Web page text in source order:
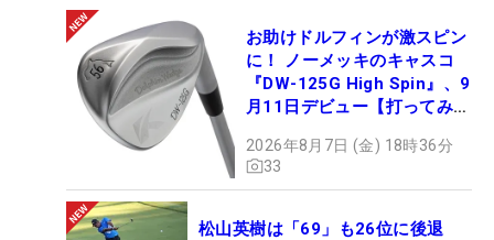
お助けドルフィンが激スピン
に！ ノーメッキのキャスコ
『DW-125G High Spin』、9
月11日デビュー【打ってみ
2026年8月7日 (金) 18時36分
33
松山英樹は「69」も26位に後退